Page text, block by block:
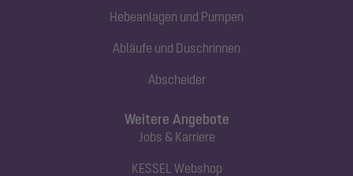
Hebeanlagen und Pumpen
Abläufe und Duschrinnen
Abscheider
Weitere Angebote
Jobs & Karriere
KESSEL Webshop